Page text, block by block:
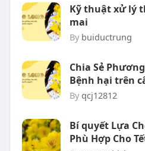
Kỹ thuật xử lý
mai
By buiductrung
Chia Sẻ
Bệnh hại trên
By qcj12812
Bí quyết Lựa
Phù Hợp Cho